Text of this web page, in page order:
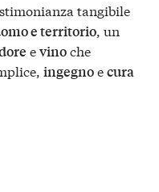
tangibile
e territorio, un
evinoche
ingegnoecura